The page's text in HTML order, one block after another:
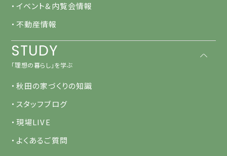
・イベント&内覧会情報
・不動産情報
STUDY
「理想の暮らし」を学ぶ
・秋田の家づくりの知識
・スタッフブログ
・現場LIVE
・よくあるご質問